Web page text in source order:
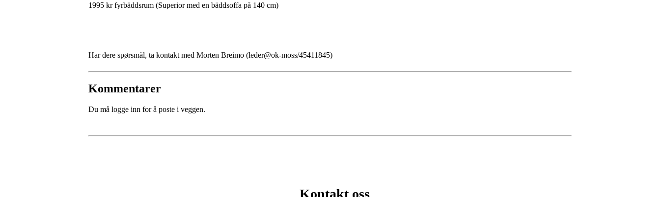
1995 kr fyrbäddsrum (Superior med en bäddsoffa på 140 cm)
Har dere spørsmål, ta kontakt med Morten Breimo (leder@ok-moss/45411845)
Kommentarer
Du må logge inn for å poste i veggen.
Kontakt oss